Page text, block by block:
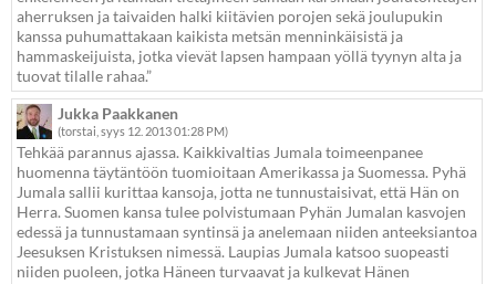
aherruksen ja taivaiden halki kiitävien porojen sekä joulupukin
kanssa puhumattakaan kaikista metsän menninkäisistä ja
hammaskeijuista, jotka vievät lapsen hampaan yöllä tyynyn alta ja
tuovat tilalle rahaa.”
Jukka Paakkanen
(torstai, syys 12. 2013 01:28 PM)
Tehkää parannus ajassa. Kaikkivaltias Jumala toimeenpanee
huomenna täytäntöön tuomioitaan Amerikassa ja Suomessa. Pyhä
Jumala sallii kurittaa kansoja, jotta ne tunnustaisivat, että Hän on
Herra. Suomen kansa tulee polvistumaan Pyhän Jumalan kasvojen
edessä ja tunnustamaan syntinsä ja anelemaan niiden anteeksiantoa
Jeesuksen Kristuksen nimessä. Laupias Jumala katsoo suopeasti
niiden puoleen, jotka Häneen turvaavat ja kulkevat Hänen